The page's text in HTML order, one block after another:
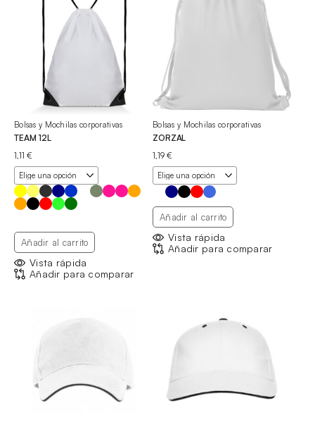
Bolsas y Mochilas corporativas
TEAM 12L
1,11€
Añadir al carrito
Vista rápida
Añadir para comparar
Bolsas y Mochilas corporativas
ZORZAL
1,19€
Añadir al carrito
Vista rápida
Añadir para comparar